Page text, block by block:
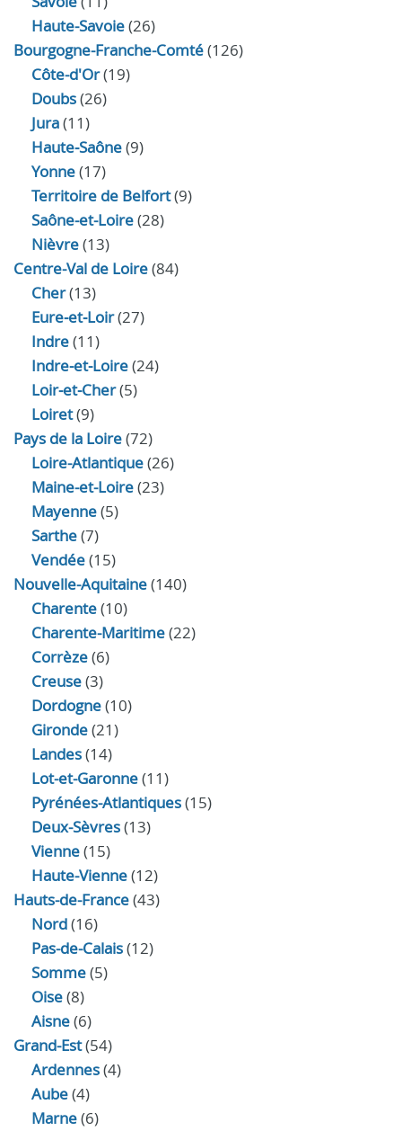
Haute-Savoie(26)
Bourgogne-Franche-Comté(126)
Côte-d'Or(19)
Doubs(26)
Jura(11)
Haute‑Saône(9)
Yonne(17)
Territoire de Belfort(9)
Saône-et-Loire(28)
Nièvre(13)
Centre-Val de Loire(84)
Cher(13)
Eure‑et‑Loir(27)
Indre(11)
Indre‑et‑Loire(24)
Loir‑et‑Cher(5)
Loiret(9)
Pays de la Loire(72)
Loire-Atlantique(26)
Maine-et-Loire(23)
Mayenne(5)
Sarthe(7)
Vendée(15)
Nouvelle-Aquitaine(140)
Charente(10)
Charente-Maritime(22)
Corrèze(6)
Creuse(3)
Dordogne(10)
Gironde(21)
Landes(14)
Lot-et-Garonne(11)
Pyrénées-Atlantiques(15)
Deux-Sèvres(13)
Vienne(15)
Haute-Vienne(12)
Hauts-de-France(43)
Nord(16)
Pas-de-Calais(12)
Somme(5)
Oise(8)
Aisne(6)
Grand-Est(54)
Ardennes(4)
Aube(4)
Marne(6)